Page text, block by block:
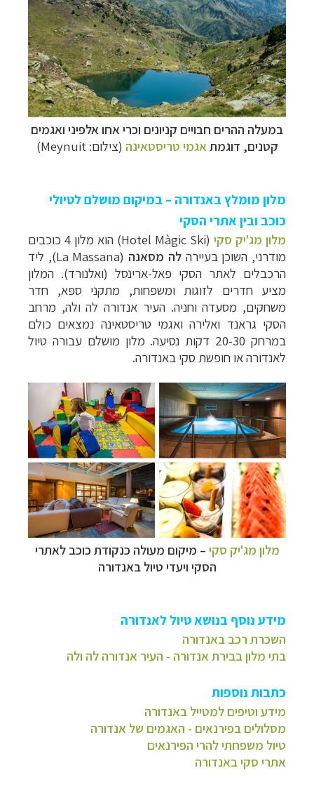
במעלה ההרים חבויים קניונים וכרי אחו אלפיני ואגמים
קטנים, דוגמת אגמי טריסטאינה (צילום: Meynuit)
מלון מומלץ באנדורה – במיקום מושלם לטיולי
כוכב ובין אתרי הסקי
מלון מג'יק סקי (
Hotel Màgic Ski
) הוא מלון 4 כוכבים
מודרני, השוכן בעיירהלה מסאנה
(La Massana), ליד
הרכבלים לאתר הסקי פאל-ארינסל (ואלנורד). המלון
מציע חדרים לזוגות ומשפחות, מתקני ספא, חדר
משחקים, מסעדה וחניה.העיר אנדורה לה ולה, מרחב
הסקי גראנד ואלירה ואגמי טריסטאינה נמצאים כולם
במרחק 20-30 דקות נסיעה. מלון מושלם עבורה טיול
לאנדורה או חופשת סקי באנדורה.
מלון מג'יק סקי – מיקום מעולה כנקודת כוכב לאתרי
הסקי ויעדי טיול באנדורה
מידע נוסף בנושא טיול לאנדורה
השכרת רכב באנדורה
בתי מלון בבירת אנדורה - העיר אנדורה לה ולה
כתבות נוספות
מידע וטיפים למטייל באנדורה
מסלולים בפירנאים - האגמים של אנדורה
טיול משפחתי להרי הפירנאים
אתרי סקי באנדורה